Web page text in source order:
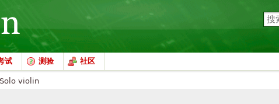
试 测验 社区
Solo violin